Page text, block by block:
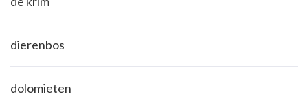
dierenbos
dolomieten